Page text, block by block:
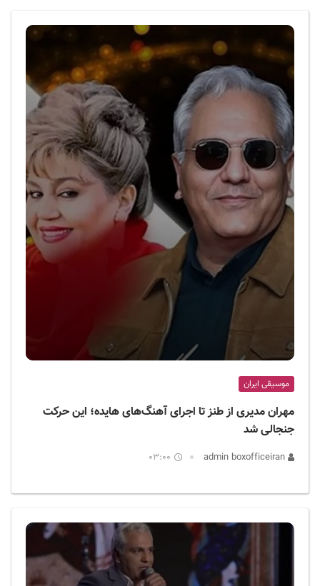
موسیقی ایران
مهران مدیری از طنز تا اجرای آهنگ‌های هایده؛ این حرکت
جنجالی شد
03:00